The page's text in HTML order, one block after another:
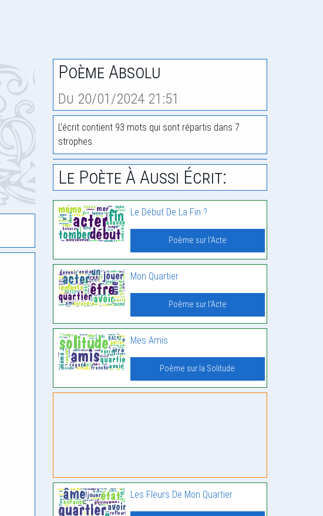
Poème Absolu
Du 20/01/2024 21:51
L'écrit contient 93 mots qui sont répartis dans 7
strophes.
Le Poète À Aussi Écrit:
Le Début De La Fin ?
Poème sur l'Acte
Mon Quartier
Poème sur l'Acte
Mes Amis
Poème sur la Solitude
Les Fleurs De Mon Quartier